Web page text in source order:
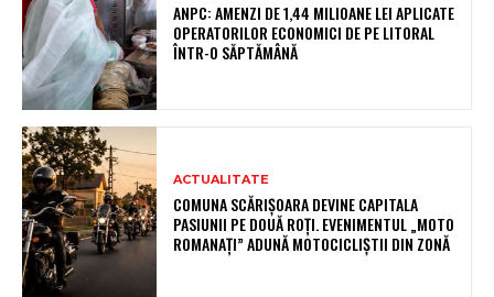
ANPC: AMENZI DE 1,44 MILIOANE LEI APLICATE
OPERATORILOR ECONOMICI DE PE LITORAL
ÎNTR-O SĂPTĂMÂNĂ
ACTUALITATE
COMUNA SCĂRIȘOARA DEVINE CAPITALA
PASIUNII PE DOUĂ ROȚI. EVENIMENTUL „MOTO
ROMANAȚI” ADUNĂ MOTOCICLIȘTII DIN ZONĂ